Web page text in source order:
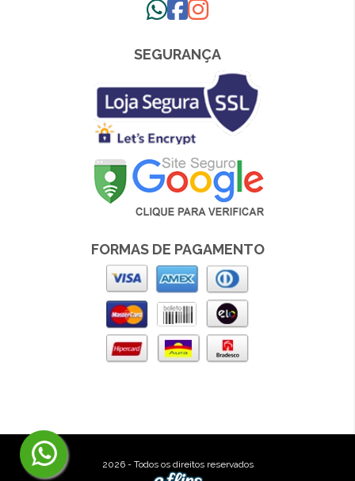
SEGURANÇA
FORMAS DE PAGAMENTO
2026 - Todos os direitos reservados